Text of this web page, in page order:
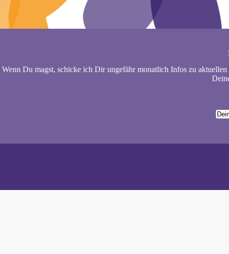
Wenn Du magst, schicke ich Dir ungefähr monatlich Infos zu